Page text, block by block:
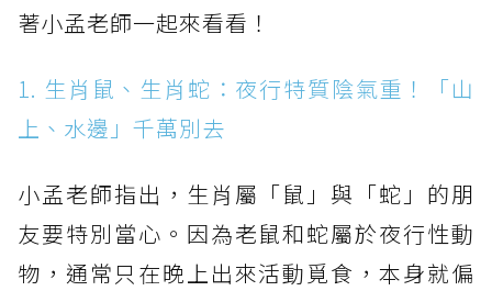
著小孟老師一起來看看！
1. 生肖鼠、生肖蛇：夜行特質陰氣重！「山
上、水邊」千萬別去
小孟老師指出，生肖屬「鼠」與「蛇」的朋
友要特別當心。因為老鼠和蛇屬於夜行性動
物，通常只在晚上出來活動覓食，本身就偏